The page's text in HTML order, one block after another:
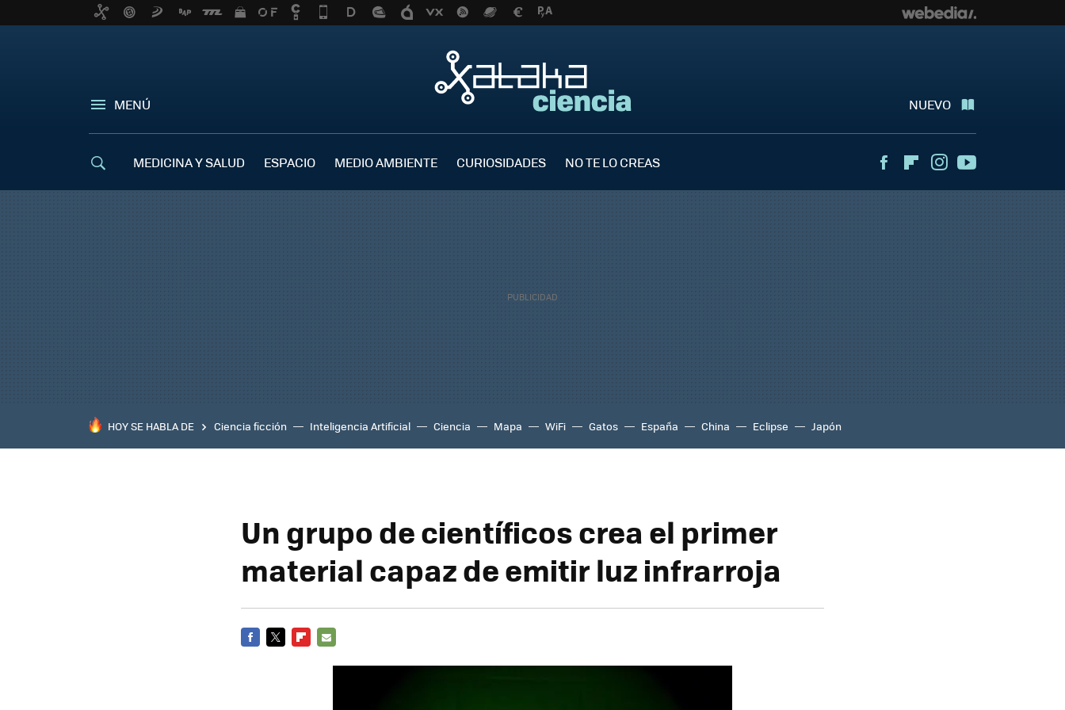
MENÚ NUEVO
MEDICINA Y SALUD ESPACIO MEDIO AMBIENTE CURIOSIDADES NO TE LO CREAS FacebookFlipboardInstagram
HOY SE HABLA DE Ciencia ficción Inteligencia Artificial Ciencia Mapa WiFi Gatos España China Eclipse Japón
Un grupo de científicos crea el primer
material capaz de emitir luz infrarroja